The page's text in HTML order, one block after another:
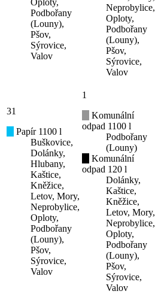
Oploty,
Podbořany
(Louny),
Pšov,
Sýrovice,
Valov
Neprobylice,
Oploty,
Podbořany
(Louny),
Pšov,
Sýrovice,
Valov
31
Papír 1100 l
Buškovice,
Dolánky,
Hlubany,
Kaštice,
Kněžice,
Letov, Mory,
Neprobylice,
Oploty,
Podbořany
(Louny),
Pšov,
Sýrovice,
Valov
1
Komunální
odpad 1100 l
Podbořany
(Louny)
Komunální
odpad 120 l
Dolánky,
Kaštice,
Kněžice,
Letov, Mory,
Neprobylice,
Oploty,
Podbořany
(Louny),
Pšov,
Sýrovice,
Valov